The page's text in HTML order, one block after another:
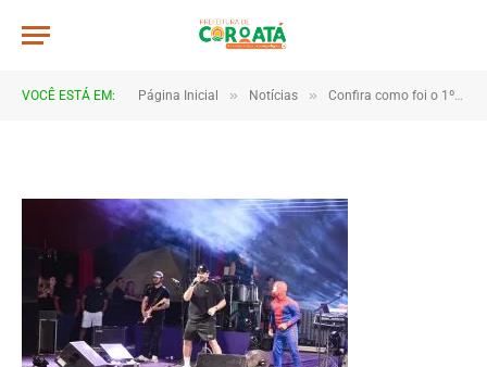
VOCÊ ESTÁ EM: Página Inicial » Notícias » Confira como foi o 1º dia do Carnaval de Coroatá
JWR_8411